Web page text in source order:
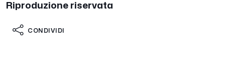
Riproduzione riservata
CONDIVIDI